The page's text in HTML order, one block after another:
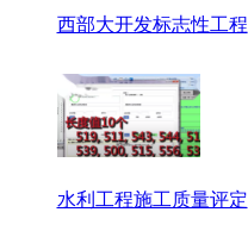
西部大开发标志性工程
水利工程施工质量评定